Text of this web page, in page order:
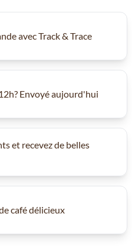
avec Track & Trace
Envoyé aujourd'hui
et recevez de belles
café délicieux